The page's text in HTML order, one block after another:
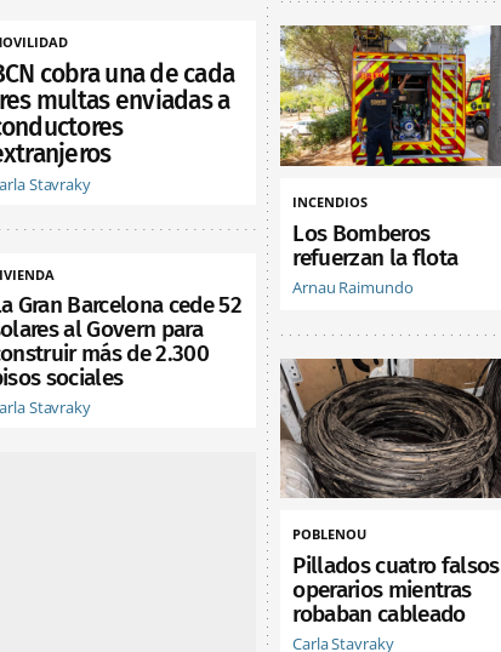
cobra una de cada
multas enviadas a
Stavraky
Gran Barcelona cede 52
al Govern para
más de 2.300
sociales
Stavraky
INCENDIOS
Los Bomberos
refuerzan la flota
Arnau Raimundo
POBLENOU
Pillados cuatro falsos
operarios mientras
robaban cableado
Carla Stavraky